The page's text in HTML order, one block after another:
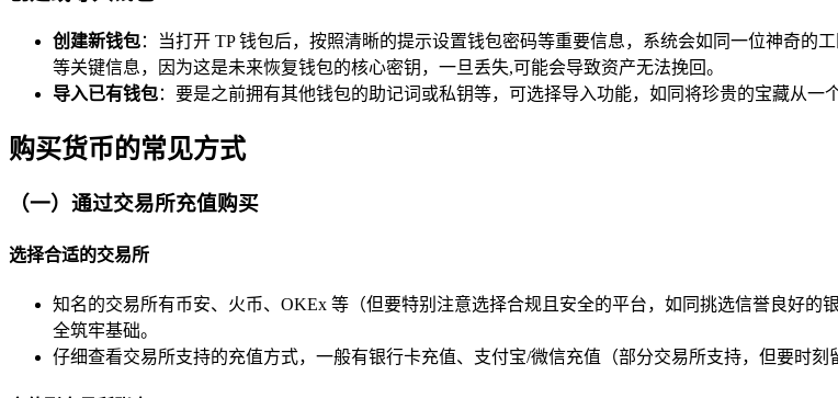
创建新钱包：当打开 TP 钱包后，按照清晰的提示设置钱包密码等重要信息，系统会如同一位神奇
等关键信息，因为这是未来恢复钱包的核心密钥，一旦丢失,可能会导致资产无法挽回。
导入已有钱包：要是之前拥有其他钱包的助记词或私钥等，可选择导入功能，如同将珍贵的宝藏从
购买货币的常见方式
（一）通过交易所充值购买
选择合适的交易所
知名的交易所有币安、火币、OKEx 等（但要特别注意选择合规且安全的平台，如同挑选信誉良好
全筑牢基础。
仔细查看交易所支持的充值方式，一般有银行卡充值、支付宝/微信充值（部分交易所支持，但要时刻